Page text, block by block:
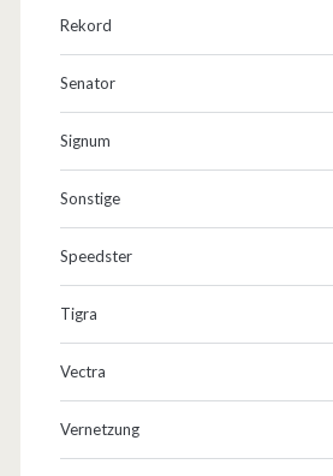
Rekord
Senator
Signum
Sonstige
Speedster
Tigra
Vectra
Vernetzung